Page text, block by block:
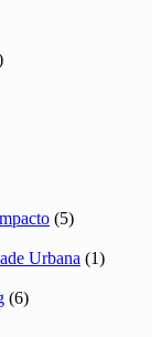
(5)
Urbana (1)
(6)